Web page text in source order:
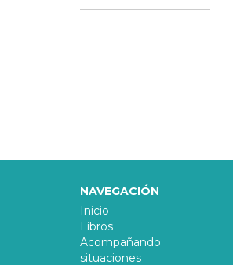
NAVEGACIÓN
Inicio
Libros
Acompañando
situaciones